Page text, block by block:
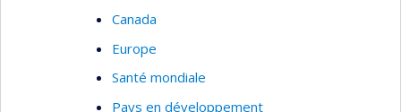
Canada
Europe
Santé mondiale
Pays en développement